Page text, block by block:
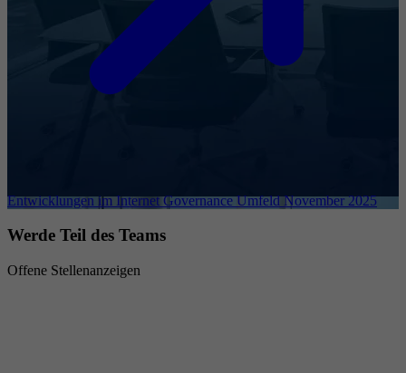
Entwicklungen im Internet Governance Umfeld November 2025
Werde Teil des Teams
Offene Stellenanzeigen